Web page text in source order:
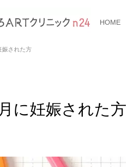
HOME
された方
に妊娠された方